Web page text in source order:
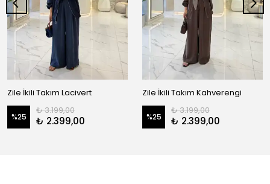
Zile İkili Takım Lacivert
%25
₺ 3.199,00
₺ 2.399,00
Zile İkili Takım Kahverengi
%25
₺ 3.199,00
₺ 2.399,00